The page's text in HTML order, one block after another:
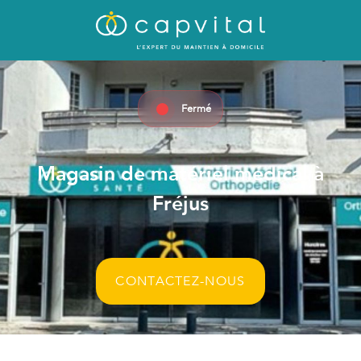
Fermé
Magasin de matériel médical à
Fréjus
CONTACTEZ-NOUS